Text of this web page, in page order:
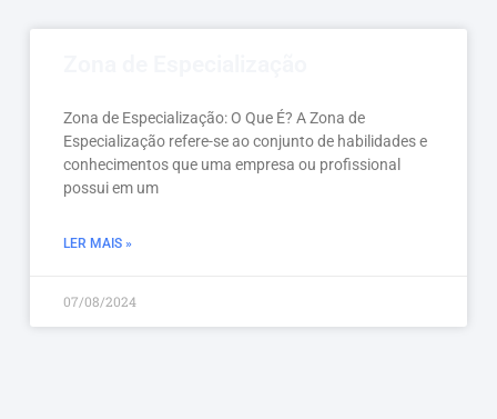
Zona de Especialização: O Que É? A Zona de
Especialização refere-se ao conjunto de habilidades e
conhecimentos que uma empresa ou profissional
possui em um
LER MAIS »
07/08/2024